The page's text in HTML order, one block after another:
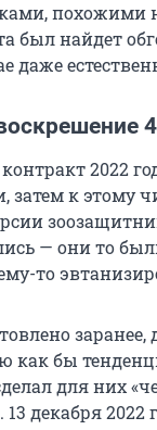
похожими
был найдет
даже
2022
к этому
— они то
то
как бы
для них
декабря 2022